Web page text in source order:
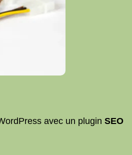
avec un plugin SEO